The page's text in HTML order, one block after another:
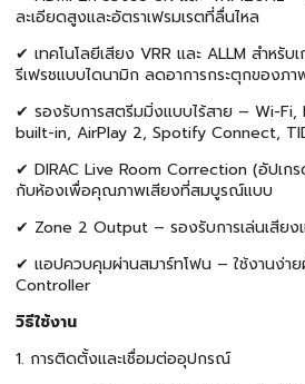
ละเอียดสูงและอัตราเฟรมเรตที่ลื่นไหล
✔ เทคโนโลยีเสียง VRR และ ALLM สำหรับ
รีเฟรชแบบไดนามิก ลดอาการกระตุกของภา
✔ รองรับการสตรีมมิ่งแบบไร้สาย – Wi-
built-in, AirPlay 2, Spotify Connect,
✔ DIRAC Live Room Correction (อัปเก
กับห้องเพื่อคุณภาพเสียงที่สมบูรณ์แบบ
✔ Zone 2 Output – รองรับการเล่นเสีย
✔ แอปควบคุมผ่านสมาร์ทโฟน – ใช้งานง่า
Controller
วิธีใช้งาน
1. การติดตั้งและเชื่อมต่ออุปกรณ์